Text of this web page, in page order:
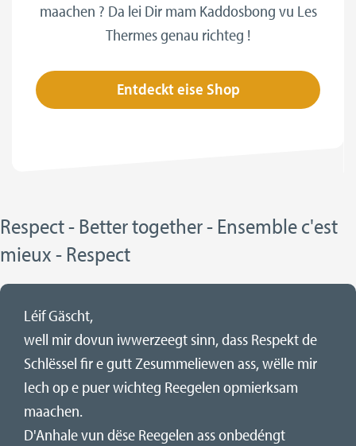
maachen ? Da lei Dir mam Kaddosbong vu Les
Thermes genau richteg !
Entdeckt eise Shop
Respect - Better together - Ensemble c'est
mieux - Respect
Léif Gäscht,
well mir dovun iwwerzeegt sinn, dass Respekt de
Schlëssel fir e gutt Zesummeliewen ass, wëlle mir
Iech op e puer wichteg Reegelen opmierksam
maachen.
D'Anhale vun dëse Reegelen ass onbedéngt